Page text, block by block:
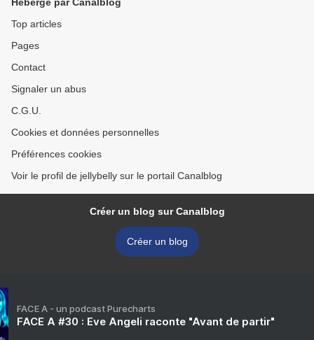
Top articles
Pages
Contact
Signaler un abus
C.G.U.
Cookies et données personnelles
Préférences cookies
Voir le profil de jellybelly sur le portail Canalblog
Créer un blog sur Canalblog
Créer un blog
FACE A - un podcast Purecharts
FACE A #30 : Eve Angeli raconte "Avant de partir"